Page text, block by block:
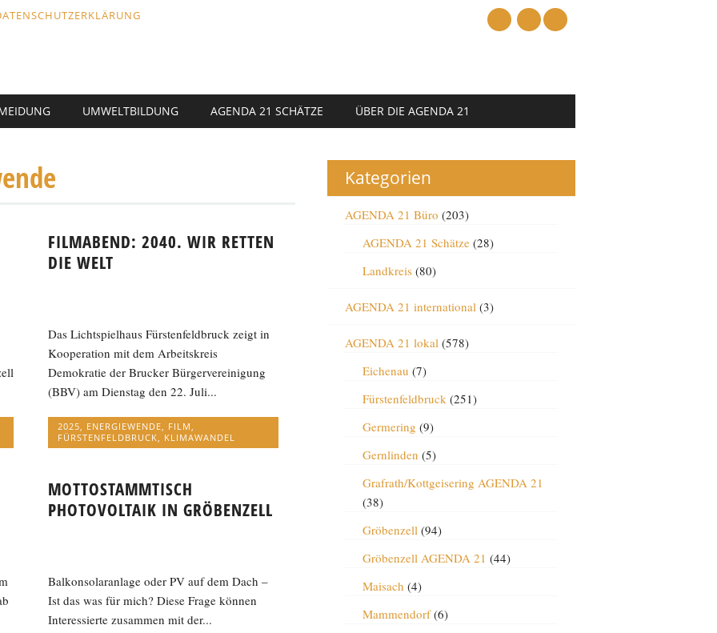
UMWELTBILDUNG AGENDA 21 SCHÄTZE ÜBER DIE AGENDA 21
FILMABEND: 2040. WIR RETTEN
DIE WELT
Das Lichtspielhaus Fürstenfeldbruck zeigt in
Kooperation mit dem Arbeitskreis
Demokratie der Brucker Bürgervereinigung
(BBV) am Dienstag den 22. Juli...
2025 ENERGIEWENDE FILM
FÜRSTENFELDBRUCK
KLIMAWANDEL
MOTTOSTAMMTISCH
PHOTOVOLTAIK IN GRÖBENZELL
Balkonsolaranlage oder PV auf dem Dach –
Ist das was für mich? Diese Frage können
Interessierte zusammen mit der...
Kategorien
AGENDA 21 Büro (203)
AGENDA 21 Schätze(28)
Landkreis(80)
AGENDA 21 international(3)
AGENDA 21 lokal(578)
Eichenau (7)
Fürstenfeldbruck(251)
Germering (9)
Gernlinden (5)
Grafrath/Kottgeisering AGENDA 21
(38)
Gröbenzell(94)
Gröbenzell AGENDA 21 (44)
Maisach (4)
Mammendorf(6)